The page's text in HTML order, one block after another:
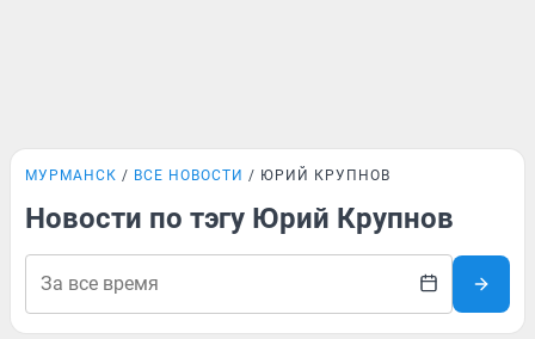
МУРМАНСК ВСЕ НОВОСТИ ЮРИЙ КРУПНОВ
Новости по тэгу Юрий Крупнов